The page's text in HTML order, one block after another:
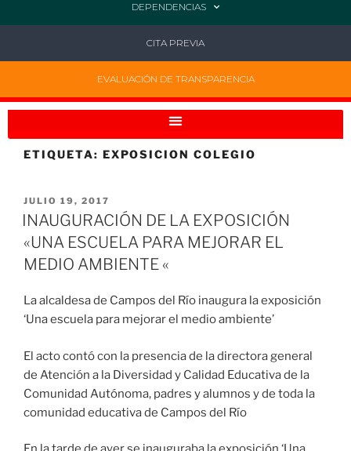
DEPENDENCIAS
CITA PREVIA
EVALUACIÓN DE TRANSPARENCIA
ETIQUETA: EXPOSICION COLEGIO
JULIO 19, 2017
INAUGURACIÓN DE LA EXPOSICIÓN
«UNA ESCUELA PARA MEJORAR EL
MEDIO AMBIENTE «
La alcaldesa de Campos del Río inaugura la exposición
‘Una escuela para mejorar el medio ambiente’
El acto contó con la presencia de la directora general
de Atención a la Diversidad y Calidad Educativa de la
Comunidad Autónoma, padres y alumnos y de toda la
comunidad educativa de Campos del Río